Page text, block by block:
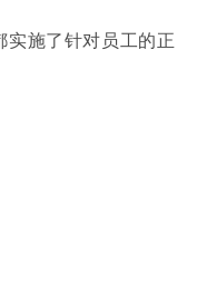
实施了针对员工的正